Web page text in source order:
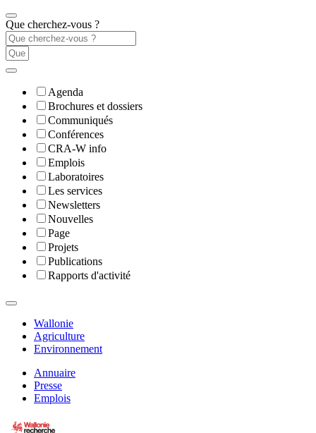
Que cherchez-vous ?
Agenda
Brochures et dossiers
Communiqués
Conférences
CRA-W info
Emplois
Laboratoires
Les services
Newsletters
Nouvelles
Page
Projets
Publications
Rapports d'activité
Wallonie
Agriculture
Environnement
Annuaire
Presse
Emplois